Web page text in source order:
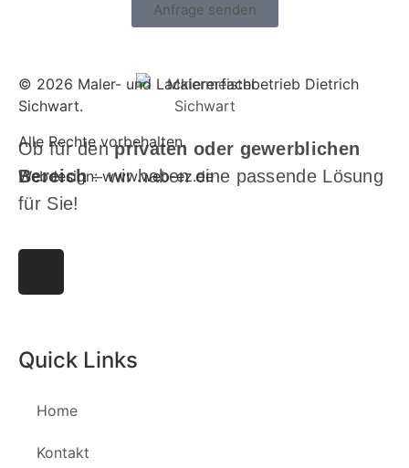
Anfrage senden
Ob für denprivaten oder gewerblichen
Bereich– wir haben eine passende Lösung
für Sie!
© 2026 Maler- und Lackiererfachbetrieb Dietrich
Sichwart.
Alle Rechte vorbehalten.
Webdesign: www.web-ez.de
Quick Links
Home
Kontakt